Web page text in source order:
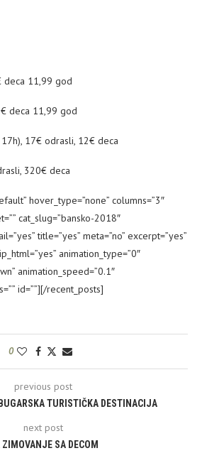
deca 11,99 god
deca 11,99 god
17€ odrasli, 12€ deca
320€ deca
hover_type=”none” columns=”3″
cat_slug=”bansko-2018″
title=”yes” meta=”no” excerpt=”yes”
animation_type=”0″
animation_speed=”0.1″
id=””][/recent_posts]
0
previous post
TURISTIČKA DESTINACIJA
next post
ZIMOVANJE SA DECOM